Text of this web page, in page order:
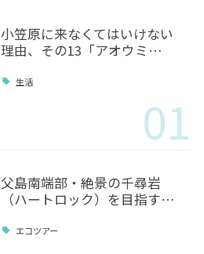
小笠原に来なくてはいけない
理由、その13「アオウミ…
生活
01
父島南端部・絶景の千尋岩
（ハートロック）を目指す…
エコツアー